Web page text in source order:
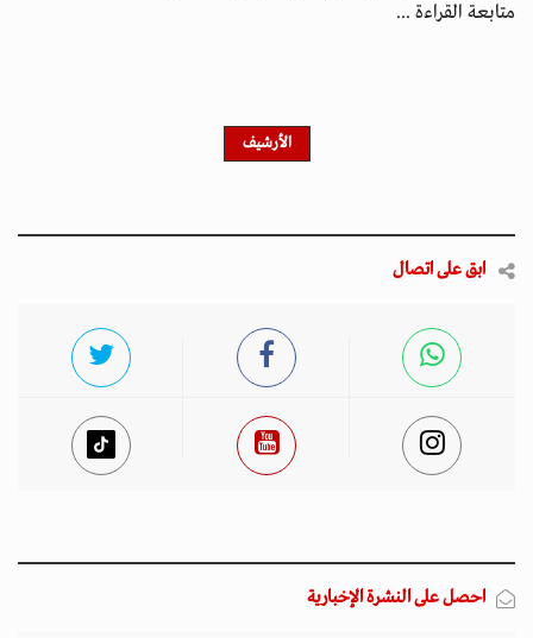
متابعة القراءة ...
الأرشيف
ابق على اتصال
احصل على النشرة الإخبارية